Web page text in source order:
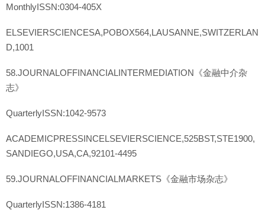
MonthlyISSN:0304-405X
ELSEVIERSCIENCESA,POBOX564,LAUSANNE,SWITZERLAN
D,1001
58.JOURNALOFFINANCIALINTERMEDIATION《金融中介杂
志》
QuarterlyISSN:1042-9573
ACADEMICPRESSINCELSEVIERSCIENCE,525BST,STE1900,
SANDIEGO,USA,CA,92101-4495
59.JOURNALOFFINANCIALMARKETS《金融市场杂志》
QuarterlyISSN:1386-4181